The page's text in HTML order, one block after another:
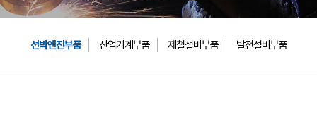
선박엔진부품 산업기계부품 제철설비부품 발전설비부품